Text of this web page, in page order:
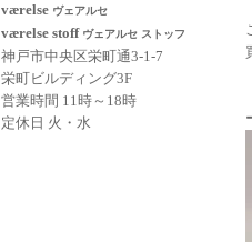
værelse ヴェアルセ
værelse stoff ヴェアルセ ストッフ
神戸市中央区栄町通3-1-7
栄町ビルディング3F
営業時間 11時～18時
定休日 火・水